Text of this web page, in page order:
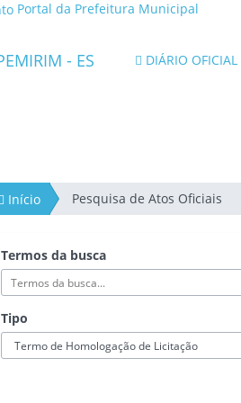
Link
Portal
Santo
Portal da Prefeitura Municipal
DIÁRIO OFICIAL
Início Pesquisa de Atos Oficiais
Termos da busca
Tipo